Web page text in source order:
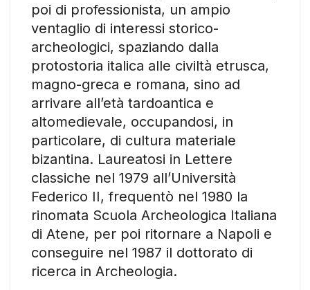
poi di professionista, un ampio
ventaglio di interessi storico-
archeologici, spaziando dalla
protostoria italica alle civiltà etrusca,
magno-greca e romana, sino ad
arrivare all’età tardoantica e
altomedievale, occupandosi, in
particolare, di cultura materiale
bizantina. Laureatosi in Lettere
classiche nel 1979 all’Università
Federico II, frequentò nel 1980 la
rinomata Scuola Archeologica Italiana
di Atene, per poi ritornare a Napoli e
conseguire nel 1987 il dottorato di
ricerca in Archeologia.